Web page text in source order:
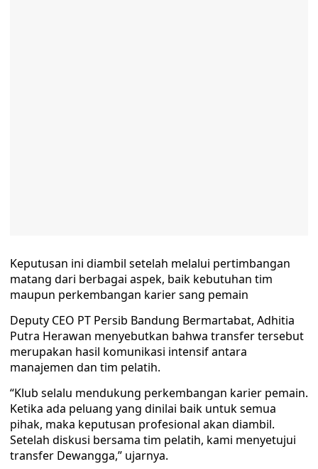
Keputusan ini diambil setelah melalui pertimbangan
matang dari berbagai aspek, baik kebutuhan tim
maupun perkembangan karier sang pemain
Deputy CEO PT Persib Bandung Bermartabat, Adhitia
Putra Herawan menyebutkan bahwa transfer tersebut
merupakan hasil komunikasi intensif antara
manajemen dan tim pelatih.
“Klub selalu mendukung perkembangan karier pemain.
Ketika ada peluang yang dinilai baik untuk semua
pihak, maka keputusan profesional akan diambil.
Setelah diskusi bersama tim pelatih, kami menyetujui
transfer Dewangga,” ujarnya.